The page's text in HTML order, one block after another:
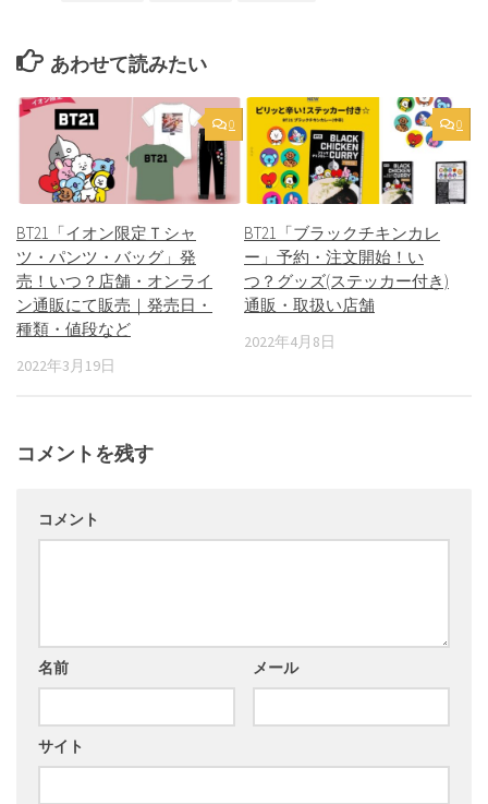
あわせて読みたい
0
BT21「イオン限定Ｔシャ
ツ・パンツ・バッグ」発
売！いつ？店舗・オンライ
ン通販にて販売｜発売日・
種類・値段など
2022年3月19日
0
BT21「ブラックチキンカレ
ー」予約・注文開始！い
つ？グッズ(ステッカー付き)
通販・取扱い店舗
2022年4月8日
コメントを残す
コメント
名前 メール
サイト